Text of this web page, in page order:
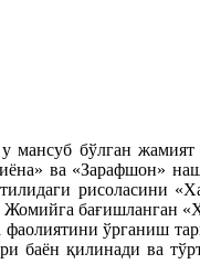
бўлган жамият
ва «Зарафшон»
рисоласини
бағишланган
ўрганиш
қилинади ва